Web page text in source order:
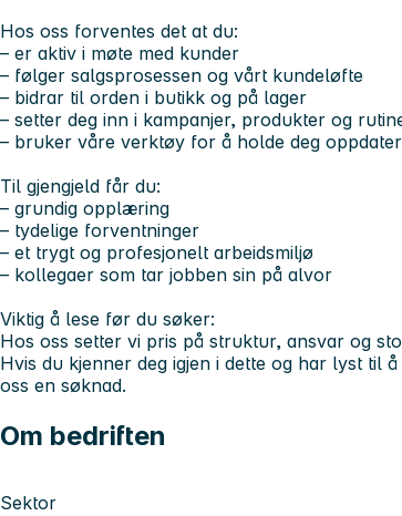
Hos oss forventes det at du:
– er aktiv i møte med kunder
– følger salgsprosessen og vårt kundeløfte
– bidrar til orden i butikk og på lager
– setter deg inn i kampanjer, produkter og
– bruker våre verktøy for å holde deg
Til gjengjeld får du:
– grundig opplæring
– tydelige forventninger
– et trygt og profesjonelt arbeidsmiljø
– kollegaer som tar jobben sin på alvor
Viktig å lese før du søker:
Hos oss setter vi pris på struktur, ansvar og
Hvis du kjenner deg igjen i dette og har lyst til
oss en søknad.
Om bedriften
Sektor